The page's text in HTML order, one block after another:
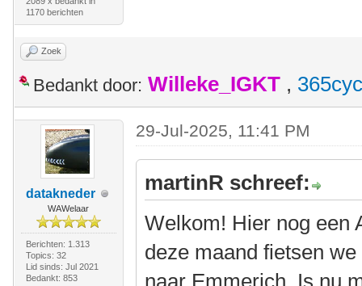
1170 berichten
Zoek
Bedankt door: Willeke_IGKT ,
datakneder
WAWelaar
Berichten: 1.313
Topics: 32
Lid sinds: Jul 2021
Bedankt: 853
29-Jul-2025, 11:41 PM
martinR schreef:
Welkom! Hier nog een
deze maand fietsen